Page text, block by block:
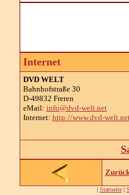
Internet
DVD WELT
Bahnhofstraße 30
D-49832 Freren
eMail: info@dvd-welt.net
Internet: http://www.dvd-
| Startseite|